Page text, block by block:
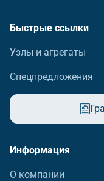
Быстрые ссылки
Узлы и агрегаты
Спецпредложения
Информация
О компании